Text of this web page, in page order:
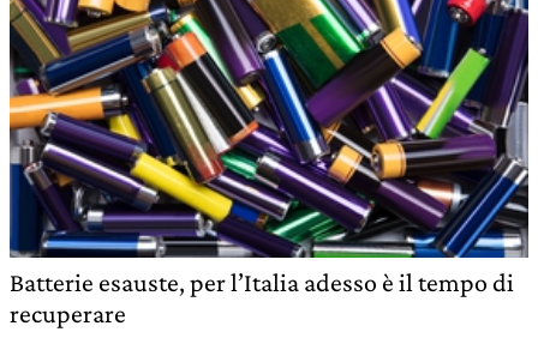
Batterie esauste, per l’Italia adesso è il tempo di
recuperare